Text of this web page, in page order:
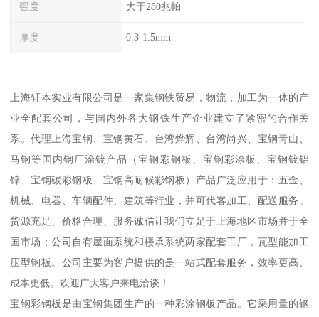
强度 大于280兆帕
厚度 0.3-1.5mm
上海轩本实业有限公司是一家集钢铁贸易，物流，加工为一体的产
业全配套公司，与国内外各大钢铁生产企业建立了紧密的合作关
系。代理上海宝钢、宝钢黄石、台湾烨辉、台湾尚兴、宝钢青山、
马钢等国内钢厂涂镀产品（宝钢彩钢板、宝钢彩涂板、宝钢镀铝
锌、宝钢碳彩钢板、宝钢高耐候彩钢板）产品广泛应用于：五金、
机械、电器、车辆配件、建筑等行业，并可代客加工、配送服务。
货源充足、价格合理、服务诚信让我们立足于上海地区市场并于全
国市场；公司自有屋面系统和楼承系统两家配套工厂，瓦型能加工
压型钢板。公司主要为客户提供的是一站式配套服务，效率更高、
成本更低。欢迎广大客户来电洽谈！
宝钢彩钢板是由宝钢集团生产的一种彩涂钢板产品。它采用量的钢